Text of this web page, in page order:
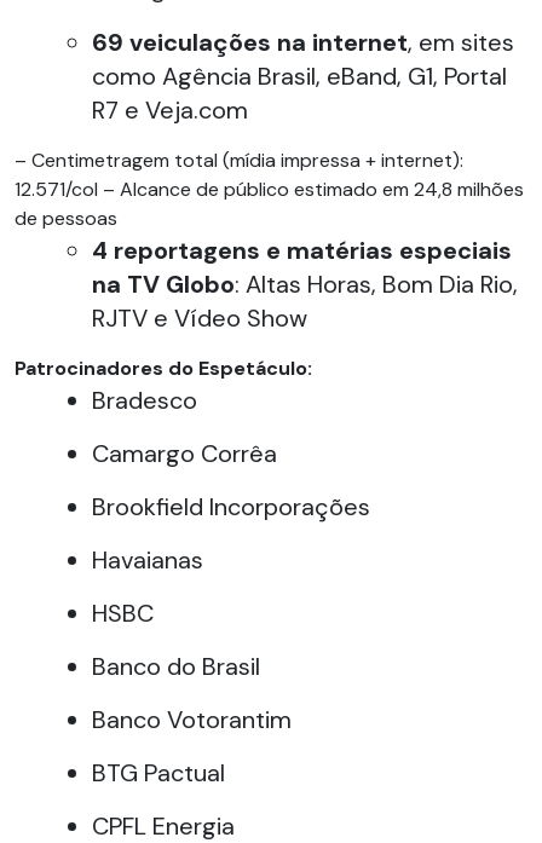
69 veiculações na internet, em sites
como Agência Brasil, eBand, G1, Portal
R7 e Veja.com
– Centimetragem total (mídia impressa + internet):
12.571/col – Alcance de público estimado em 24,8 milhões
de pessoas
4 reportagens e matérias especiais
na TV Globo: Altas Horas, Bom Dia Rio,
RJTV e Vídeo Show
Patrocinadores do Espetáculo:
Bradesco
Camargo Corrêa
Brookfield Incorporações
Havaianas
HSBC
Banco do Brasil
Banco Votorantim
BTG Pactual
CPFL Energia